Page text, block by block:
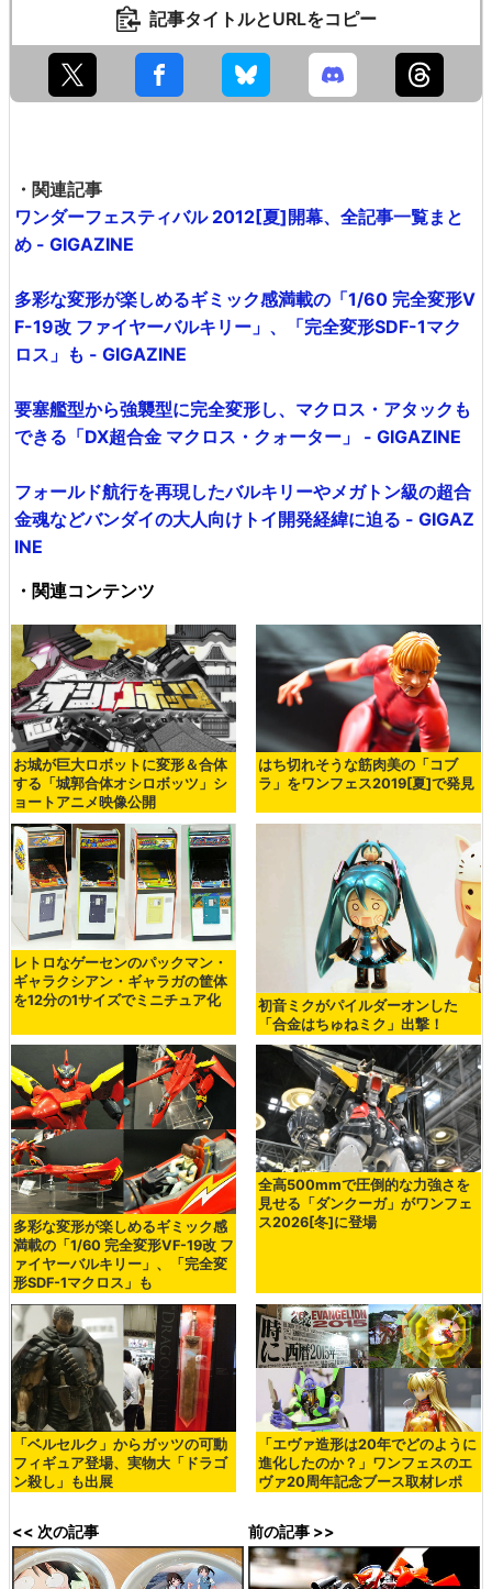
記事タイトルとURLをコピー
・関連記事
ワンダーフェスティバル 2012[夏]開幕、全記事一覧まと
め - GIGAZINE
多彩な変形が楽しめるギミック感満載の「1/60 完全変形V
F-19改 ファイヤーバルキリー」、「完全変形SDF-1マク
ロス」も - GIGAZINE
要塞艦型から強襲型に完全変形し、マクロス・アタックも
できる「DX超合金 マクロス・クォーター」 - GIGAZINE
フォールド航行を再現したバルキリーやメガトン級の超合
金魂などバンダイの大人向けトイ開発経緯に迫る - GIGAZ
INE
・関連コンテンツ
お城が巨大ロボットに変形＆合体
する「城郭合体オシロボッツ」シ
ョートアニメ映像公開
はち切れそうな筋肉美の「コブ
ラ」をワンフェス2019[夏]で発見
レトロなゲーセンのパックマン・
ギャラクシアン・ギャラガの筐体
を12分の1サイズでミニチュア化
初音ミクがパイルダーオンした
「合金はちゅねミク」出撃！
多彩な変形が楽しめるギミック感
満載の「1/60 完全変形VF-19改 フ
ァイヤーバルキリー」、「完全変
形SDF-1マクロス」も
全高500mmで圧倒的な力強さを
見せる「ダンクーガ」がワンフェ
ス2026[冬]に登場
「ベルセルク」からガッツの可動
フィギュア登場、実物大「ドラゴ
ン殺し」も出展
「エヴァ造形は20年でどのように
進化したのか？」ワンフェスのエ
ヴァ20周年記念ブース取材レポ
<< 次の記事 前の記事 >>